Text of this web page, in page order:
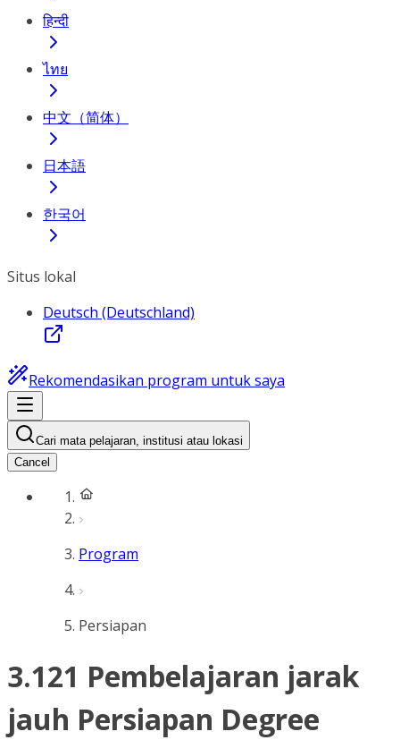
हिन्दी
ไทย
中文（简体）
日本語
한국어
Situs lokal
Deutsch (Deutschland)
Rekomendasikan program untuk saya
Cari mata pelajaran, institusi atau lokasi
Cancel
Program
Persiapan
3.121 Pembelajaran jarak
jauh Persiapan Degree